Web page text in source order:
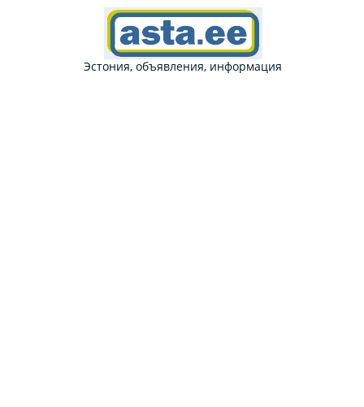
Эстония, объявления, информация